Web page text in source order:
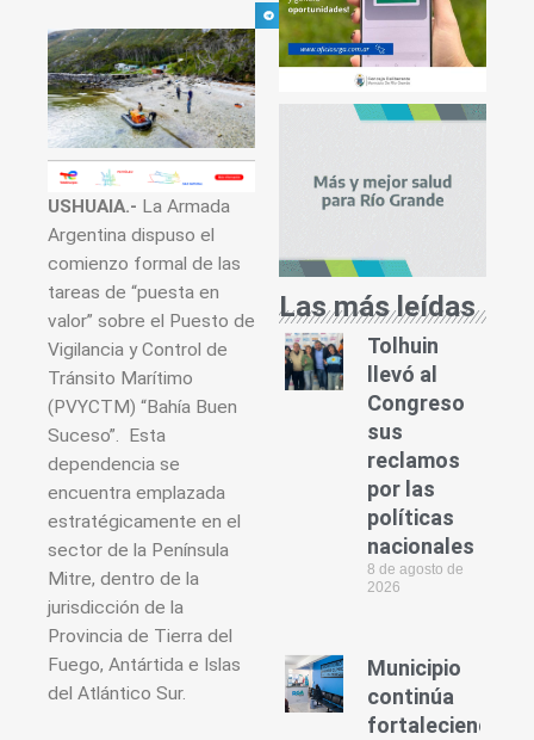
USHUAIA.- La Armada
Argentina dispuso el
comienzo formal de las
tareas de “puesta en
valor” sobre el Puesto de
Vigilancia y Control de
Tránsito Marítimo
(PVYCTM) “Bahía Buen
Suceso”. Esta
dependencia se
encuentra emplazada
estratégicamente en el
sector de la Península
Mitre, dentro de la
jurisdicción de la
Provincia de Tierra del
Fuego, Antártida e Islas
del Atlántico Sur.
Las más leídas
Tolhuin
llevó al
Congreso
sus
reclamos
por las
políticas
nacionales
8 de agosto de
2026
Municipio
continúa
fortaleciendo